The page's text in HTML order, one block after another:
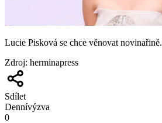
Lucie Pisková se chce věnovat novinařině.
Zdroj: herminapress
Sdílet
Dennívýzva
0